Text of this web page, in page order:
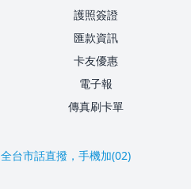
護照簽證
匯款資訊
卡友優惠
電子報
傳真刷卡單
全台市話直撥，手機加(02)